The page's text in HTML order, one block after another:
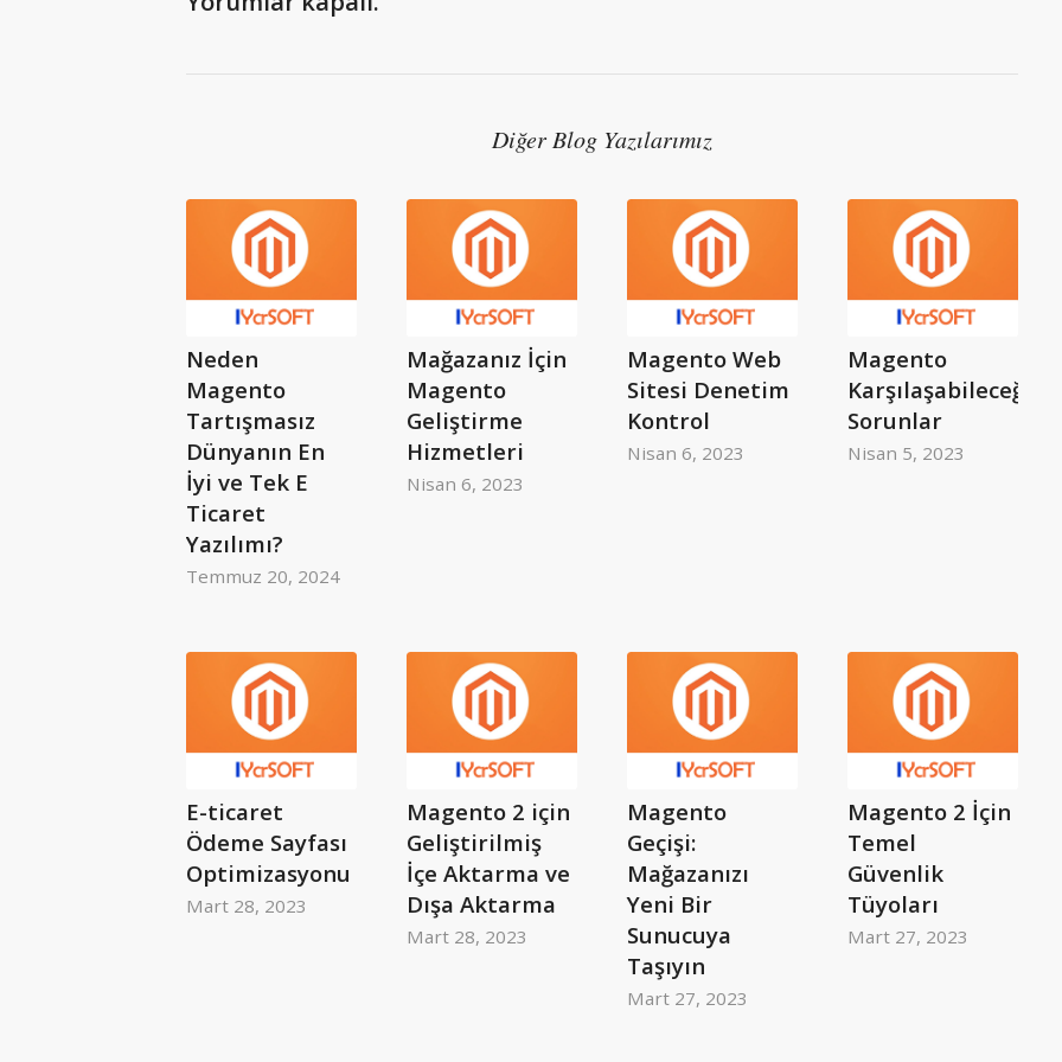
Diğer Blog Yazılarımız
Neden
Magento
Tartışmasız
Dünyanın En
İyi ve Tek E
Ticaret
Yazılımı?
Temmuz 20, 2024
Mağazanız İçin
Magento
Geliştirme
Hizmetleri
Nisan 6, 2023
Magento Web
Sitesi Denetim
Kontrol
Nisan 6, 2023
Magento
Karşılaşabileceğiniz
Sorunlar
Nisan 5, 2023
E-ticaret
Ödeme Sayfası
Optimizasyonu
Mart 28, 2023
Magento 2 için
Geliştirilmiş
İçe Aktarma ve
Dışa Aktarma
Mart 28, 2023
Magento
Geçişi:
Mağazanızı
Yeni Bir
Sunucuya
Taşıyın
Mart 27, 2023
Magento 2 İçin
Temel
Güvenlik
Tüyoları
Mart 27, 2023